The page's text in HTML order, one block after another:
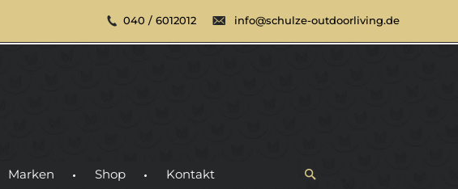
040 / 6012012 info@schulze-outdoorliving.de
Marken Shop Kontakt